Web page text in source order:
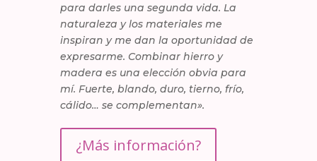
para darles una segunda vida. La
naturaleza y los materiales me
inspiran y me dan la oportunidad de
expresarme. Combinar hierro y
madera es una elección obvia para
mí. Fuerte, blando, duro, tierno, frío,
cálido… se complementan».
¿Más información?